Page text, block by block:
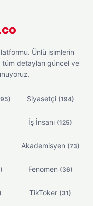
Ünlü isimlerin
detayları güncel ve
Siyasetçi (194)
İş İnsanı (125)
Akademisyen (73)
Fenomen (36)
TikToker (31)